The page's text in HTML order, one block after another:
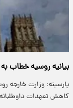
بیانیه روسیه خطاب
پارسینه: وزارت خارجه
کاهش تعهدات